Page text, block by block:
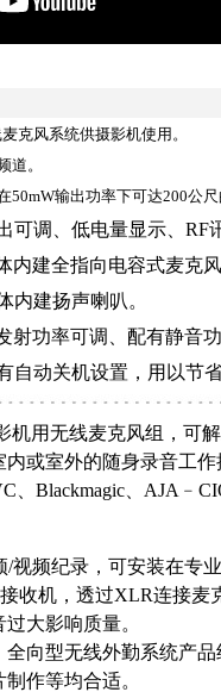
克风系统供摄影机使用。
道。
50mW输出功率下可达200公尺
可调、低电量显示、RF
内建全指向电容式麦克风
内建扬声喇叭。
射功率可调、配有静音功
自动关机设置，用以节
机用无线麦克风组，可
或室外的随身录音工
、Blackmagic、
视频纪录，可安装在专
收机，透过XLR连接
大影响质量。
向型无线外勤系统产
作等均合适。